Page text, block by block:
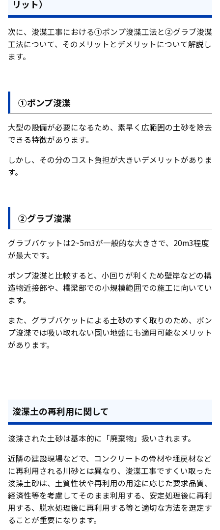
リット）
次に、浚渫工事における①ポンプ浚渫工法と②グラブ浚渫
工法について、そのメリットとデメリットについて解説し
ます。
①ポンプ浚渫
大型の設備が必要になるため、素早く広範囲の土砂を除去
できる特徴があります。
しかし、その分のコスト負担が大きいデメリットがありま
す。
②グラブ浚渫
グラブバケットは2~5m3が一般的な大きさで、20m3程度
が最大です。
ポンプ浚渫と比較すると、小回りが利くため壁岸などの構
造物近接部や、橋梁部での小規模範囲での施工に向いてい
ます。
また、グラブバケットによる土砂のすく取りのため、ポン
プ浚渫では吸い取れない固い地盤にも適用可能なメリット
があります。
浚渫土の再利用に関して
浚渫された土砂は基本的に「廃棄物」扱いされます。
近隣の建設現場などで、コンクリートの骨材や埋戻材など
に再利用される川砂とは異なり、浚渫工事ですくい取った
浚渫土砂は、土質性状や再利用の用途に応じた要求品質、
経済性等を考慮してそのまま利用する、安定処理後に再利
用する、脱水処理後に再利用する等と適切な方法を選定す
ることが重要になります。